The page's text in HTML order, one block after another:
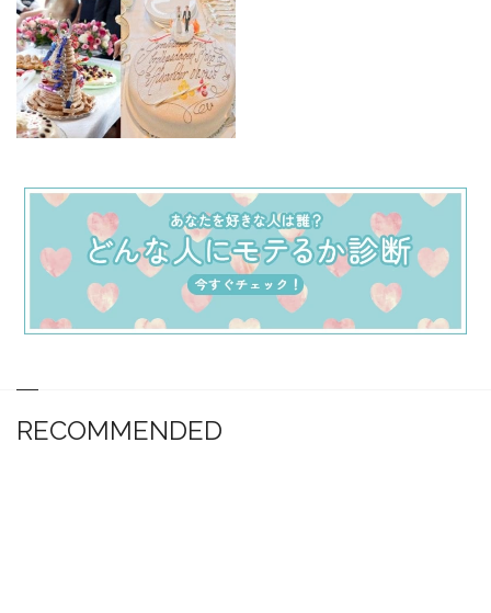
RECOMMENDED